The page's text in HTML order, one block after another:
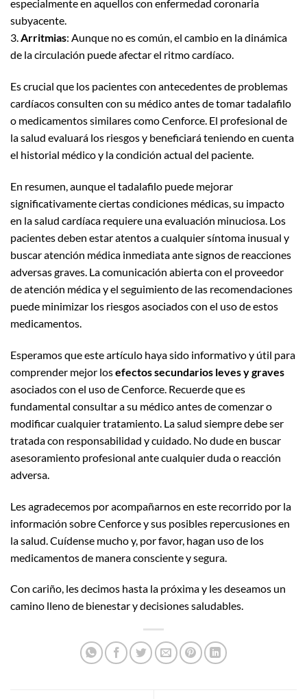
especialmente en aquellos con enfermedad coronaria
subyacente.
3.Arritmias: Aunque no es común, el cambio en la dinámica
de la circulación puede afectar el ritmo cardíaco.
Es crucial que los pacientes con antecedentes de problemas
cardíacos consulten con su médico antes de tomar tadalafilo
o medicamentos similares como Cenforce. El profesional de
la salud evaluará los riesgos y beneficiará teniendo en cuenta
el historial médico y la condición actual del paciente.
En resumen, aunque el tadalafilo puede mejorar
significativamente ciertas condiciones médicas, su impacto
en la salud cardíaca requiere una evaluación minuciosa. Los
pacientes deben estar atentos a cualquier síntoma inusual y
buscar atención médica inmediata ante signos de reacciones
adversas graves. La comunicación abierta con el proveedor
de atención médica y el seguimiento de las recomendaciones
puede minimizar los riesgos asociados con el uso de estos
medicamentos.
Esperamos que este artículo haya sido informativo y útil para
comprender mejor losefectos secundarios leves y graves
asociados con el uso de Cenforce. Recuerde que es
fundamental consultar a su médico antes de comenzar o
modificar cualquier tratamiento. La salud siempre debe ser
tratada con responsabilidad y cuidado. No dude en buscar
asesoramiento profesional ante cualquier duda o reacción
adversa.
Les agradecemos por acompañarnos en este recorrido por la
información sobre Cenforce y sus posibles repercusiones en
la salud. Cuídense mucho y, por favor, hagan uso de los
medicamentos de manera consciente y segura.
Con cariño, les decimos hasta la próxima y les deseamos un
camino lleno de bienestar y decisiones saludables.